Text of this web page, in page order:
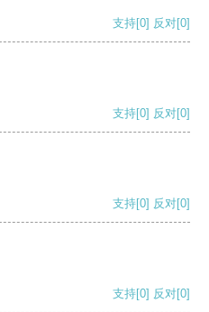
支持[0] 反对[0]
支持[0] 反对[0]
支持[0] 反对[0]
支持[0] 反对[0]